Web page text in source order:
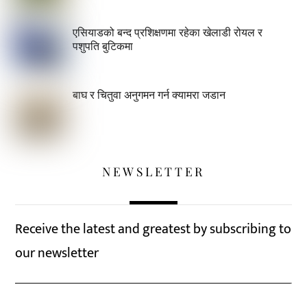
एसियाडको बन्द प्रशिक्षणमा रहेका खेलाडी रोयल र
पशुपति बुटिकमा
बाघ र चितुवा अनुगमन गर्न क्यामरा जडान
NEWSLETTER
Receive the latest and greatest by subscribing to
our newsletter